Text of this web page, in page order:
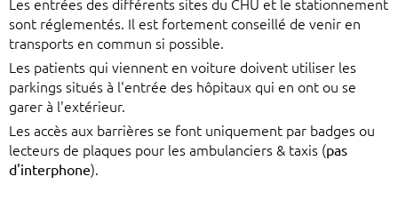
Les entrées des différents sites du CHU et le stationnement
sont réglementés. Il est fortement conseillé de venir en
transports en commun si possible.
Les patients qui viennent en voiture doivent utiliser les
parkings situés à l'entrée des hôpitaux qui en ont ou se
garer à l'extérieur.
Les accès aux barrières se font uniquement par badges ou
lecteurs de plaques pour les ambulanciers & taxis (pas
d'interphone).